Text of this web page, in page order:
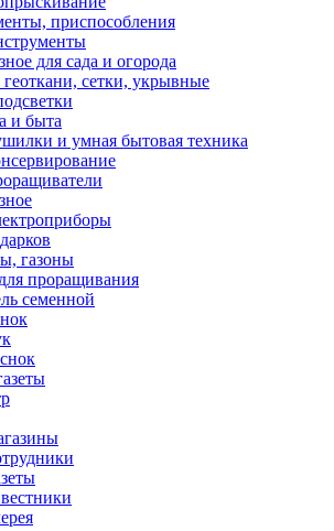
приспособления
для сада и огорода
сетки, укрывные
и быта
и умная бытовая техника
газоны
проращивания
семенной